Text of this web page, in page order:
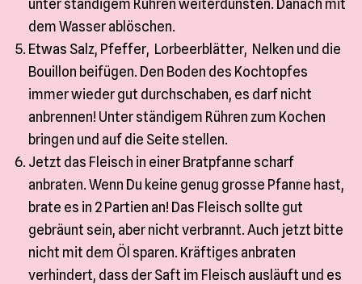
unter ständigem Rühren weiterdünsten. Danach mit
dem Wasser ablöschen.
Etwas Salz, Pfeffer, Lorbeerblätter, Nelken und die
Bouillon beifügen. Den Boden des Kochtopfes
immer wieder gut durchschaben, es darf nicht
anbrennen! Unter ständigem Rühren zum Kochen
bringen und auf die Seite stellen.
Jetzt das Fleisch in einer Bratpfanne scharf
anbraten. Wenn Du keine genug grosse Pfanne hast,
brate es in 2 Partien an! Das Fleisch sollte gut
gebräunt sein, aber nicht verbrannt. Auch jetzt bitte
nicht mit dem Öl sparen. Kräftiges anbraten
verhindert, dass der Saft im Fleisch ausläuft und es